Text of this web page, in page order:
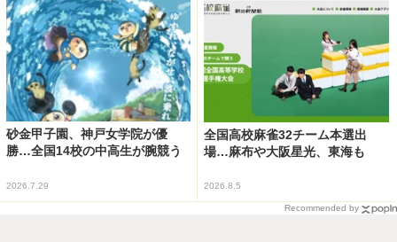
砂金甲子園、神戸女学院が優
勝…全国14校の中高生が腕競う
2026.7.29
全国高校麻雀32チーム本選出
場…麻布や大阪星光、東海も
2026.8.5
Recommended by